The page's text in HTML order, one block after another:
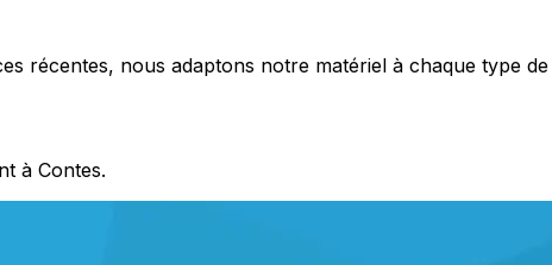
récentes, nous adaptons notre matériel à chaque type de
à Contes.